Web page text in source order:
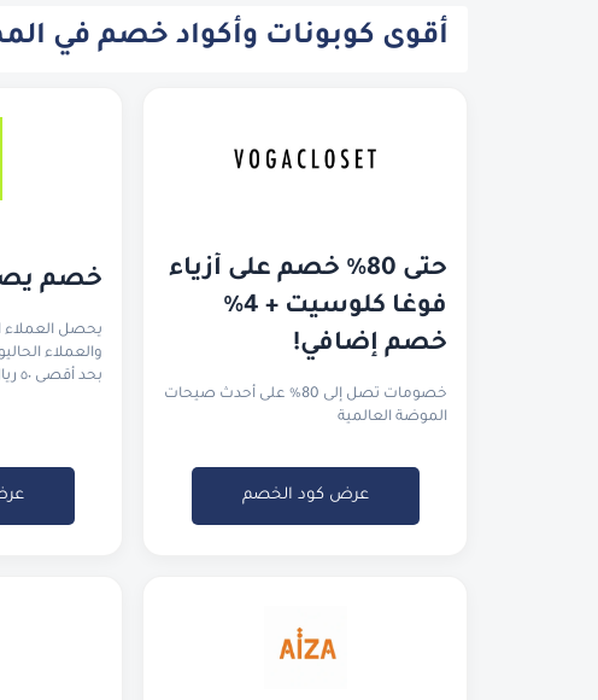
أقوى كوبونات وأكواد خصم في
خصم إضافي!
خصومات تصل إلى 80% على أحدث صيحات
الموضة العالمية
عرض كود الخصم
خصم يصل
بحد أقصى ٥٠ ريال سعودي.